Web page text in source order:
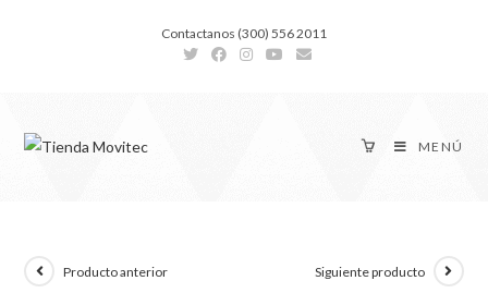
Contactanos (300) 556 2011
MENÚ
Producto anterior Siguiente producto